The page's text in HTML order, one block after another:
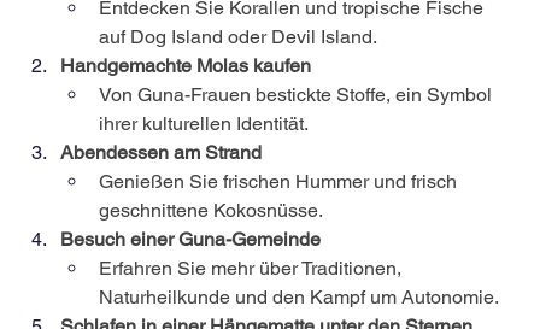
Entdecken Sie Korallen und tropische Fische
auf Dog Island oder Devil Island.
Handgemachte Molas kaufen
Von Guna-Frauen bestickte Stoffe, ein Symbol
ihrer kulturellen Identität.
Abendessen am Strand
Genießen Sie frischen Hummer und frisch
geschnittene Kokosnüsse.
Besuch einer Guna-Gemeinde
Erfahren Sie mehr über Traditionen,
Naturheilkunde und den Kampf um Autonomie.